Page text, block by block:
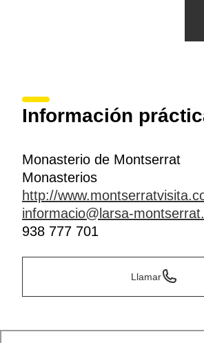
Información
Monasterio de Montserrat
Monasterios
http://
informacio@larsa-
938 777 701
Llamar